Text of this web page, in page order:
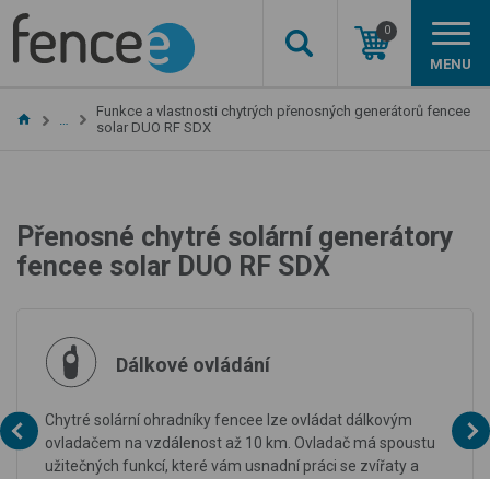
0
MENU
…
Funkce a vlastnosti chytrých přenosných generátorů fencee
solar DUO RF SDX
Přenosné chytré solární generátory
fencee solar DUO RF SDX
Dálkové ovládání
Chytré solární ohradníky fencee lze ovládat dálkovým
ovladačem na vzdálenost až 10 km. Ovladač má spoustu
užitečných funkcí, které vám usnadní práci se zvířaty a